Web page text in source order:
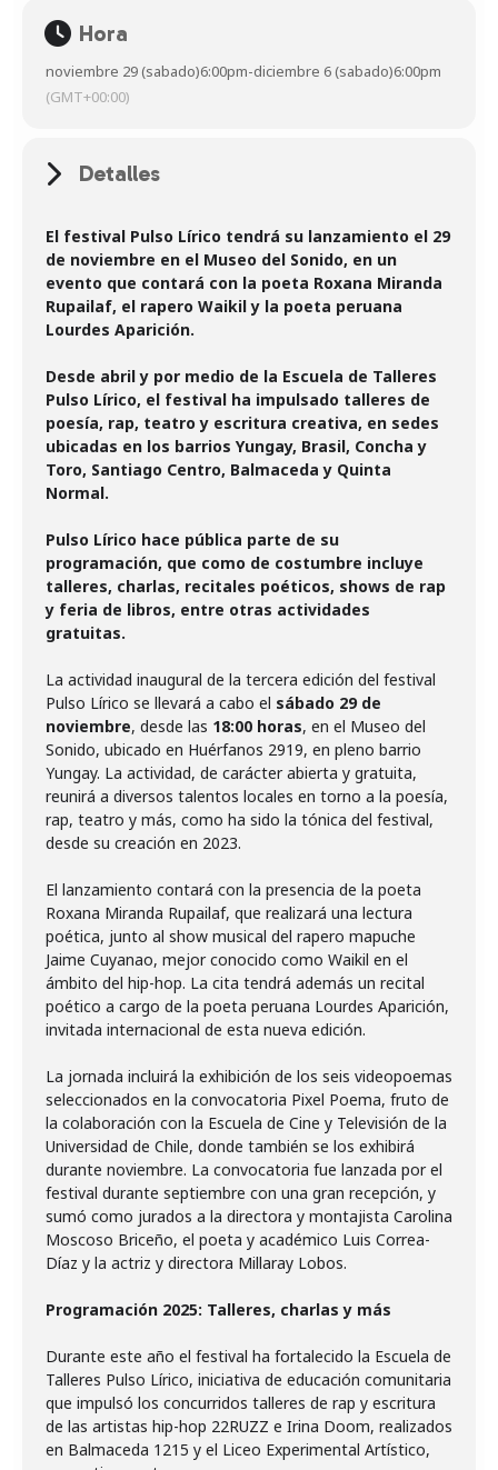
Hora
noviembre 29 (sabado)6:00pm-diciembre 6 (sabado)6:00pm
(GMT+00:00)
Detalles
El festival Pulso Lírico tendrá su lanzamiento el 29
de noviembre en el Museo del Sonido, en un
evento que contará con la poeta Roxana Miranda
Rupailaf, el rapero Waikil y la poeta peruana
Lourdes Aparición.
Desde abril y por medio de la Escuela de Talleres
Pulso Lírico, el festival ha impulsado talleres de
poesía, rap, teatro y escritura creativa, en sedes
ubicadas en los barrios Yungay, Brasil, Concha y
Toro, Santiago Centro, Balmaceda y Quinta
Normal.
Pulso Lírico hace pública parte de su
programación, que como de costumbre incluye
talleres, charlas, recitales poéticos, shows de rap
y feria de libros, entre otras actividades
gratuitas.
La actividad inaugural de la tercera edición del festival
Pulso Lírico se llevará a cabo el sábado 29 de
noviembre, desde las 18:00 horas, en el Museo del
Sonido, ubicado en Huérfanos 2919, en pleno barrio
Yungay. La actividad, de carácter abierta y gratuita,
reunirá a diversos talentos locales en torno a la poesía,
rap, teatro y más, como ha sido la tónica del festival,
desde su creación en 2023.
El lanzamiento contará con la presencia de la poeta
Roxana Miranda Rupailaf, que realizará una lectura
poética, junto al show musical del rapero mapuche
Jaime Cuyanao, mejor conocido como Waikil en el
ámbito del hip-hop. La cita tendrá además un recital
poético a cargo de la poeta peruana Lourdes Aparición,
invitada internacional de esta nueva edición.
La jornada incluirá la exhibición de los seis videopoemas
seleccionados en la convocatoria Pixel Poema, fruto de
la colaboración con la Escuela de Cine y Televisión de la
Universidad de Chile, donde también se los exhibirá
durante noviembre. La convocatoria fue lanzada por el
festival durante septiembre con una gran recepción, y
sumó como jurados a la directora y montajista Carolina
Moscoso Briceño, el poeta y académico Luis Correa-
Díaz y la actriz y directora Millaray Lobos.
Programación 2025: Talleres, charlas y más
Durante este año el festival ha fortalecido la Escuela de
Talleres Pulso Lírico, iniciativa de educación comunitaria
que impulsó los concurridos talleres de rap y escritura
de las artistas hip-hop 22RUZZ e Irina Doom, realizados
en Balmaceda 1215 y el Liceo Experimental Artístico,